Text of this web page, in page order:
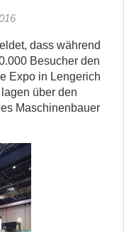
dass während
Besucher den
Expo in Lengerich
über den
Maschinenbauer